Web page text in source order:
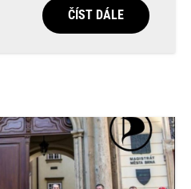
ČÍST DÁLE